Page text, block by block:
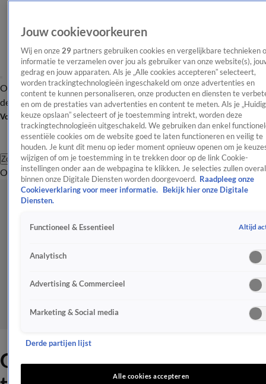
OverzichtAfleveringen Entertainment TV Algemeen
Tip
de redactieNieuwsbrief
Volg Shownieuws
Zoeken
OverzichtEntertainmentSpraakmakendRealityCrimeVideo's
Gooische Vrouwen-acteur
Jouw cookievoorkeuren
Wij en onze 29 partners gebruiken cookies en vergelijkbare technieken
informatie te verzamelen over jou als gebruiker van onze website(s),
gedrag en jouw apparaten. Als je „Alle cookies accepteren” selecteert,
worden trackingtechnologieën ingeschakeld om onze advertenties en
content te kunnen personaliseren, onze producten en diensten te
en om de prestaties van advertenties en content te meten. Als je
keuze opslaan” selecteert of je toestemming intrekt, worden deze
trackingtechnologieën uitgeschakeld. We gebruiken dan enkel
essentiële cookies om de website goed te laten functioneren en veilig te
houden. Je kunt dit menu op ieder moment opnieuw openen om je
wijzigen of om je toestemming in te trekken door op de link Cookie-
instellingen onder aan de webpagina te klikken. Je selecties zullen overal
binnen onze Digitale Diensten worden doorgevoerd. Raadpleeg onze
Cookieverklaring voor meer informatie.
Bekijk hier onze Digitale
Diensten.
Functioneel & Essentieel Altijd
Analytisch
Advertising & Commercieel
Marketing & Social media
Derde partijen lijst
Alle cookies accepteren